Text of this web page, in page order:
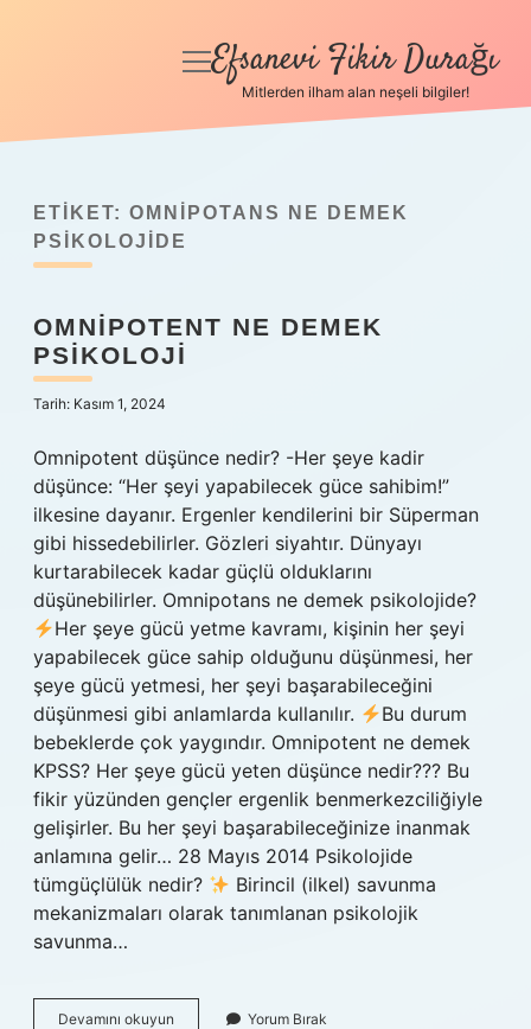
Anasayfa
Yasal Uyarı
menüyü
Efsanevi Fikir Durağı
Mitlerden ilham alan neşeli bilgiler!
ETIKET: OMNIPOTANS NE DEMEK
PSIKOLOJIDE
OMNIPOTENT NE DEMEK
PSIKOLOJI
Tarih: Kasım 1, 2024
Omnipotent düşünce nedir? -Her şeye kadir
düşünce: “Her şeyi yapabilecek güce sahibim!”
ilkesine dayanır. Ergenler kendilerini bir Süperman
gibi hissedebilirler. Gözleri siyahtır. Dünyayı
kurtarabilecek kadar güçlü olduklarını
düşünebilirler. Omnipotans ne demek psikolojide?
Her şeye gücü yetme kavramı, kişinin her şeyi
yapabilecek güce sahip olduğunu düşünmesi, her
şeye gücü yetmesi, her şeyi başarabileceğini
düşünmesi gibi anlamlarda kullanılır.
Bu durum
bebeklerde çok yaygındır. Omnipotent ne demek
KPSS? Her şeye gücü yeten düşünce nedir??? Bu
fikir yüzünden gençler ergenlik benmerkezciliğiyle
gelişirler. Bu her şeyi başarabileceğinize inanmak
anlamına gelir… 28 Mayıs 2014 Psikolojide
tümgüçlülük nedir?
Birincil (ilkel) savunma
mekanizmaları olarak tanımlanan psikolojik
savunma…
Devamını okuyun OmnipotentYorum Bırak